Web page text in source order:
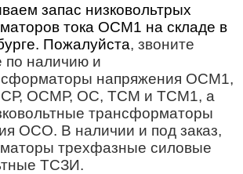
запас низковольтрых
тока ОСМ1 на складе в
Пожалуйста, звоните
по наличию и
напряжения ОСМ1,
ОСМР, ОС, ТСМ и ТСМ1, а
трансформаторы
ОСО. В наличии и под заказ,
трехфазные силовые
ТСЗИ.